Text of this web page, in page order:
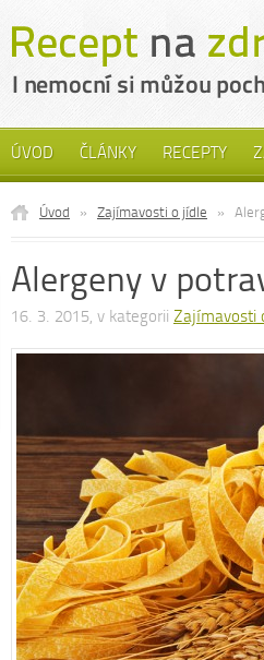
ÚVOD ČLÁNKY RECEPTY
Úvod » Zajímavosti o jídle »
Alergeny v
16. 3. 2015, v kategorii Zajímavosti